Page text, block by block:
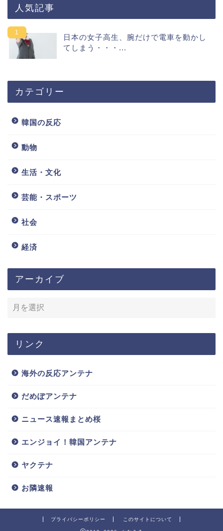
人気記事
日本の女子高生、腕だけで電車を動かし
てしまう・・・...
カテゴリー
韓国の反応
動物
生活・文化
芸能・スポーツ
社会
経済
アーカイブ
リンク
海外の反応アンテナ
だめぽアンテナ
ニュース速報まとめ桜
エンジョイ！韓国アンテナ
ヤクテナ
お隣速報
プライバシーポリシー このサイトについて